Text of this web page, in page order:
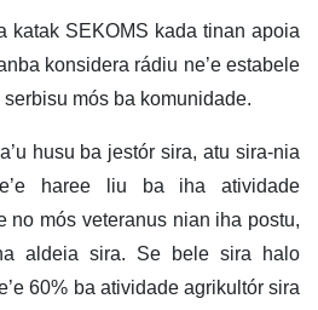
katak SEKOMS kada tinan apoia
konsidera rádiu ne’e estabele
mós ba komunidade.
husu ba jestór sira, atu sira-nia
haree liu ba iha atividade
no mós veteranus nian iha postu,
aldeia sira. Se bele sira halo
60% ba atividade agrikultór sira